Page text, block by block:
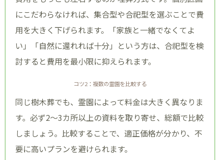
にこだわらなければ、集合型や合祀型を選ぶことで費
用を大きく下げられます。「家族と一緒でなくてよ
い」「自然に還れれば十分」という方は、合祀型を検
討すると費用を最小限に抑えられます。
コツ2：複数の霊園を比較する
同じ樹木葬でも、霊園によって料金は大きく異なりま
す。必ず2〜3カ所以上の資料を取り寄せ、総額で比較
しましょう。比較することで、適正価格が分かり、不
要に高いプランを避けられます。